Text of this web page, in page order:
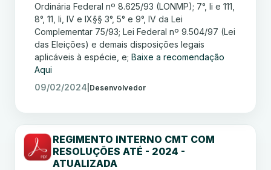
Ordinária Federal nº 8.625/93 (LONMP); 7°, li e 111,
8°, 11, li, IV e IX§§ 3°, 5° e 9°, IV da Lei
Complementar 75/93; Lei Federal nº 9.504/97 (Lei
das Eleições) e demais disposições legais
aplicáveis à espécie, e; Baixe a recomendação
Aqui
09/02/2024 Desenvolvedor
REGIMENTO INTERNO CMT COM
RESOLUÇÕES ATÉ - 2024 -
ATUALIZADA